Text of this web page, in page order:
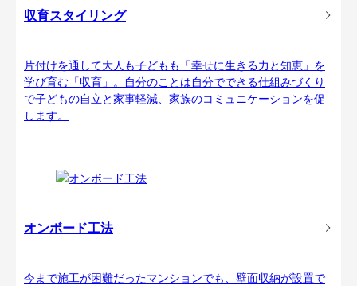
収育スタイリング
片付けを通して大人も子どもも「幸せに生きる力と知恵」を
学び育む「収育」。自分のことは自分でできる仕組みづくり
で子どもの自立と家事軽減、家族のコミュニケーションを促
します。
オンボード工法
今まで施工が困難だったマンションでも、壁面収納が設置で